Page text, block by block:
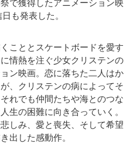
で獲得したアニメーション映
も発表した。
こととスケートボードを愛す
情熱を注ぐ少女クリステンの
ン映画。恋に落ちた二人はか
、クリステンの病によってそ
れでも仲間たちや海とのつな
生の困難に向き合っていく。
しみ、愛と喪失、そして希望
出した感動作。